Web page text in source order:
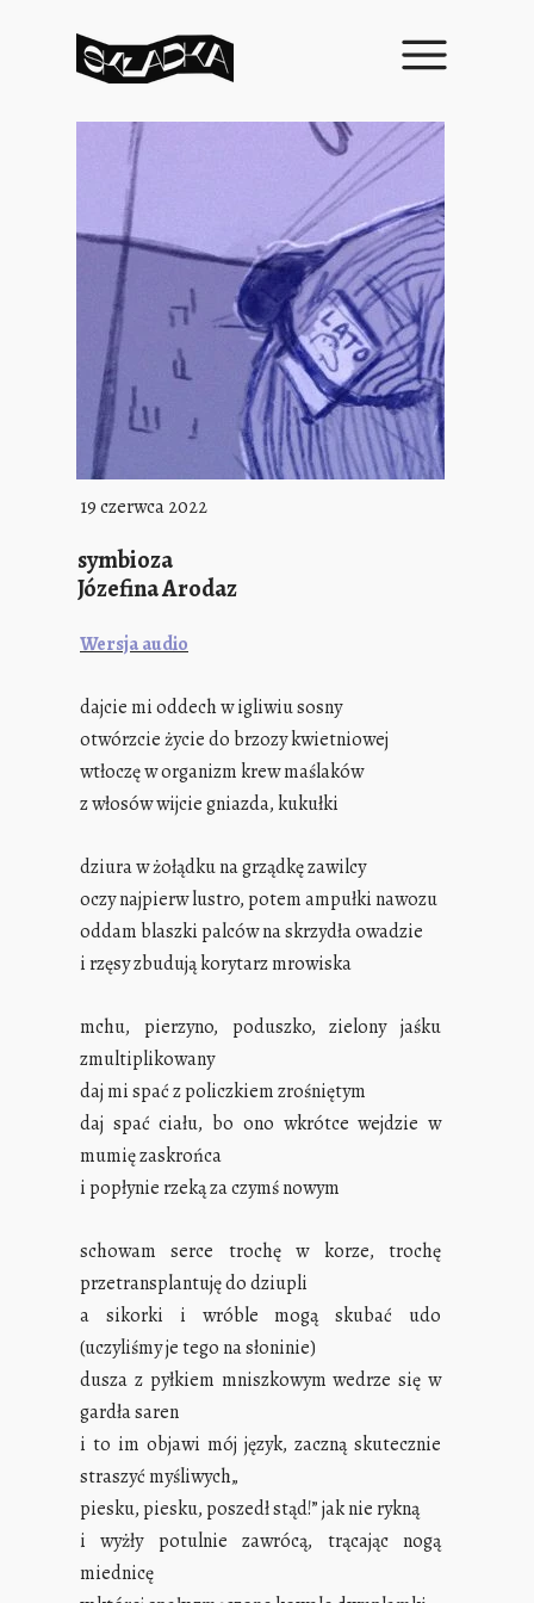
19 czerwca 2022
symbioza
Józefina Arodaz
Wersja audio
dajcie mi oddech w igliwiu sosny
otwórzcie życie do brzozy kwietniowej
wtłoczę w organizm krew maślaków
z włosów wijcie gniazda, kukułki
dziura w żołądku na grządkę zawilcy
oczy najpierw lustro, potem ampułki nawozu
oddam blaszki palców na skrzydła owadzie
i rzęsy zbudują korytarz mrowiska
mchu, pierzyno, poduszko, zielony jaśku
zmultiplikowany
daj mi spać z policzkiem zrośniętym
daj spać ciału, bo ono wkrótce wejdzie w
mumię zaskrońca
i popłynie rzeką za czymś nowym
schowam serce trochę w korze, trochę
przetransplantuję do dziupli
a sikorki i wróble mogą skubać udo
(uczyliśmy je tego na słoninie)
dusza z pyłkiem mniszkowym wedrze się w
gardła saren
i to im objawi mój język, zaczną skutecznie
straszyć myśliwych„
piesku, piesku, poszedł stąd!” jak nie rykną
i wyżły potulnie zawrócą, trącając nogą
miednicę